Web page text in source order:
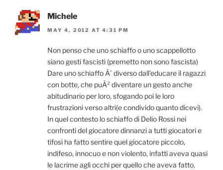
Michele
MAY 4, 2012 AT 4:31 PM
Non penso che uno schiaffo o uno scappellotto
siano gesti fascisti (premetto non sono fascista)
Dare uno schiaffo Ã¨ diverso dall’educare il ragazzi
con botte, che puÃ² diventare un gesto anche
abitudinario per loro, sfogando poi le loro
frustrazioni verso altri(e condivido quanto dicevi).
In quel contesto lo schiaffo di Delio Rossi nei
confronti del giocatore dinnanzi a tutti giocatori e
tifosi ha fatto sentire quel giocatore piccolo,
indifeso, innocuo e non violento, infatti aveva quasi
le lacrime agli occhi per quello che aveva fatto.